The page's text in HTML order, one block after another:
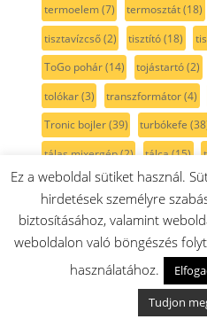
termoelem(7) termosztát(18)
tisztavízcső(2) tisztító(18)
ToGo pohár(14) tojástartó(2)
tolókar(3) transzformátor(4)
Tronic bojler(39) turbókefe
tálas mixergép(2) tálca(15)
tányértartó(2) tárcsa(17)
(20) tömlő (27) tömítés
tömő(7) tömőeszköz(11)
túlfolyó(1) tüskesor(15)
univerzális maró
Ez a weboldal sütiket használ.
hirdetések személyre
biztosításához, valamint
weboldalon való böngészés
használatához.
Tudjon